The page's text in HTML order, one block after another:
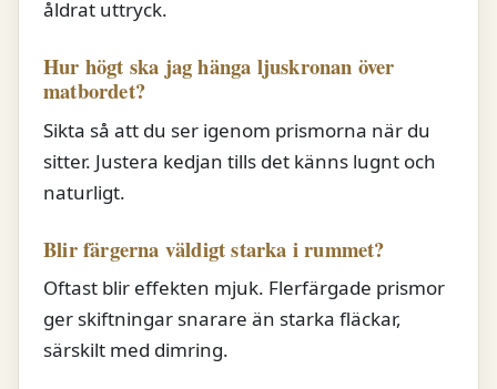
åldrat uttryck.
Hur högt ska jag hänga ljuskronan över
matbordet?
Sikta så att du ser igenom prismorna när du
sitter. Justera kedjan tills det känns lugnt och
naturligt.
Blir färgerna väldigt starka i rummet?
Oftast blir effekten mjuk. Flerfärgade prismor
ger skiftningar snarare än starka fläckar,
särskilt med dimring.